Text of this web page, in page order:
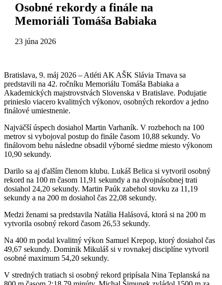
Osobné rekordy a finále na
Memoriáli Tomáša Babiaka
23 júna 2026
Bratislava, 9. máj 2026 – Atléti AK AŠK Slávia Trnava sa
predstavili na 42. ročníku Memoriálu Tomáša Babiaka a
Akademických majstrovstvách Slovenska v Bratislave. Podujatie
prinieslo viacero kvalitných výkonov, osobných rekordov a jedno
finálové umiestnenie.
Najväčší úspech dosiahol Martin Varhaník. V rozbehoch na 100
metrov si vybojoval postup do finále časom 10,88 sekundy. Vo
finálovom behu následne obsadil výborné siedme miesto výkonom
10,90 sekundy.
Darilo sa aj ďalším členom klubu. Lukáš Belica si vytvoril osobný
rekord na 100 m časom 11,91 sekundy a na dvojnásobnej trati
dosiahol 24,20 sekundy. Martin Paúk zabehol stovku za 11,19
sekundy a na 200 m dosiahol čas 22,08 sekundy.
Medzi ženami sa predstavila Natália Halásová, ktorá si na 200 m
vytvorila osobný rekord časom 26,53 sekundy.
Na 400 m podal kvalitný výkon Samuel Krepop, ktorý dosiahol čas
49,67 sekundy. Dominik Mikuláš si v rovnakej disciplíne vytvoril
osobné maximum 54,20 sekundy.
V stredných tratiach si osobný rekord pripísala Nina Teplanská na